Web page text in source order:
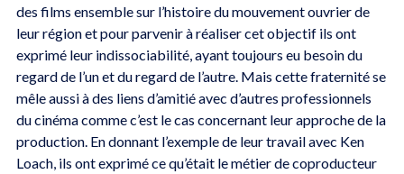
des films ensemble sur l’histoire du mouvement ouvrier de
leur région et pour parvenir à réaliser cet objectif ils ont
exprimé leur indissociabilité, ayant toujours eu besoin du
regard de l’un et du regard de l’autre. Mais cette fraternité se
mêle aussi à des liens d’amitié avec d’autres professionnels
du cinéma comme c’est le cas concernant leur approche de la
production. En donnant l’exemple de leur travail avec Ken
Loach, ils ont exprimé ce qu’était le métier de coproducteur